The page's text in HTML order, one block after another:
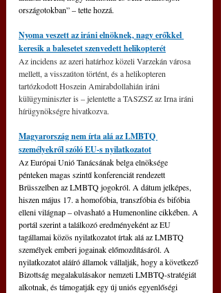
országotokban” – tette hozzá.
Nyoma veszett az iráni elnöknek, nagy erőkkel
keresik a balesetet szenvedett helikopterét
Az incidens az azeri határhoz közeli Varzekán városa
mellett, a visszaúton történt, és a helikopteren
tartózkodott Hoszein Amirabdollahián iráni
külügyminiszter is – jelentette a TASZSZ az Irna iráni
hírügynökségre hivatkozva.
Magyarország nem írta alá az LMBTQ
személyekről szóló EU-s nyilatkozatot
Az Európai Unió Tanácsának belga elnöksége
pénteken magas szintű konferenciát rendezett
Brüsszelben az LMBTQ jogokról. A dátum jelképes,
hiszen május 17. a homofóbia, transzfóbia és bifóbia
elleni világnap – olvasható a Humenonline cikkében. A
portál szerint a találkozó eredményeként az EU
tagállamai közös nyilatkozatot írtak alá az LMBTQ
személyek emberi jogainak előmozdításáról. A
nyilatkozatot aláíró államok vállalják, hogy a következő
Bizottság megalakulásakor nemzeti LMBTQ-stratégiát
alkotnak, és támogatják egy új uniós egyenlőségi